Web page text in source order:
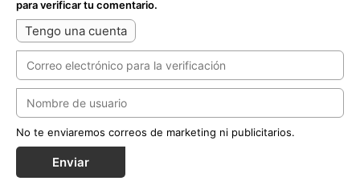
para verificar tu comentario.
Tengo una cuenta
No te enviaremos correos de marketing ni publicitarios.
Enviar